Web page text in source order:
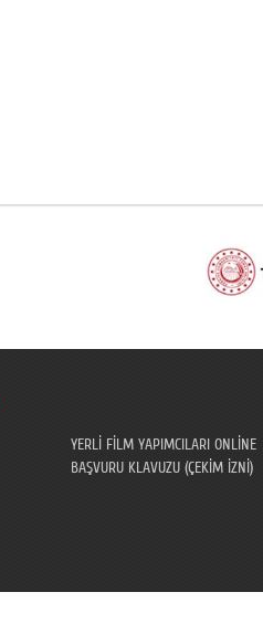
YERLİ FİLM YAPIMCILARI ONLİNE
BAŞVURU KLAVUZU (ÇEKİM İZNİ)